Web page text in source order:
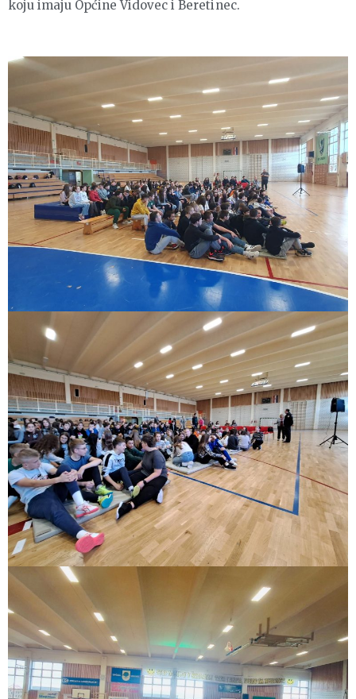
koju imaju Općine Vidovec i Beretinec.